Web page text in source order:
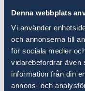
Denna webbplats
Vi använder
och annonserna till
för sociala medier
vidarebefordrar även
information från din
annons- och
Tänk på att
teckna en
om du har
reseskydd
ha giltigt